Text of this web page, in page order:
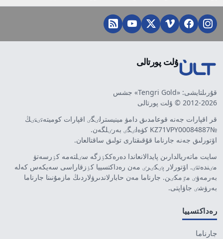
ۇلت پورتالى
قۇرىلتايشى: «Tengri Gold» جشس
2012-2026 © ۇلت پورتالى
قر اقپارات جەنە قوعامدىق دامۋ مينيسترلٸگٸ اقپارات كوميتەتٸنٸڭ
№KZ71VPY00084887 كۋەلٸگٸ بەرٸلگەن.
اۆتورلىق جەنە جارناما قۇقىقتارى تولىق ساقتالعان.
سايت ماتەريالدارىن پايدالانعاندا دەرەككٶزگە سٸلتەمە كٶرسەتۋ
مٸندەتتٸ. اۆتورلار پٸكٸرٸ مەن رەداكتسييا كٶزقاراسى سەيكەس كەلە
بەرمەۋٸ مٷمكٸن. جارناما مەن حابارلاندىرۋلاردىڭ مازمۇنىنا جارناما
بەرۋشٸ جاۋاپتى.
رەداكتسييا
جارناما